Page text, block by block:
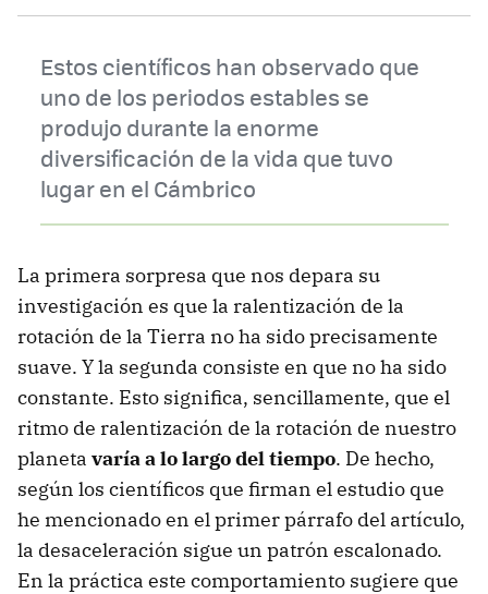
Estos científicos han observado que
uno de los periodos estables se
produjo durante la enorme
diversificación de la vida que tuvo
lugar en el Cámbrico
La primera sorpresa que nos depara su
investigación es que la ralentización de la
rotación de la Tierra no ha sido precisamente
suave. Y la segunda consiste en que no ha sido
constante. Esto significa, sencillamente, que el
ritmo de ralentización de la rotación de nuestro
planeta varía a lo largo del tiempo. De hecho,
según los científicos que firman el estudio que
he mencionado en el primer párrafo del artículo,
la desaceleración sigue un patrón escalonado.
En la práctica este comportamiento sugiere que